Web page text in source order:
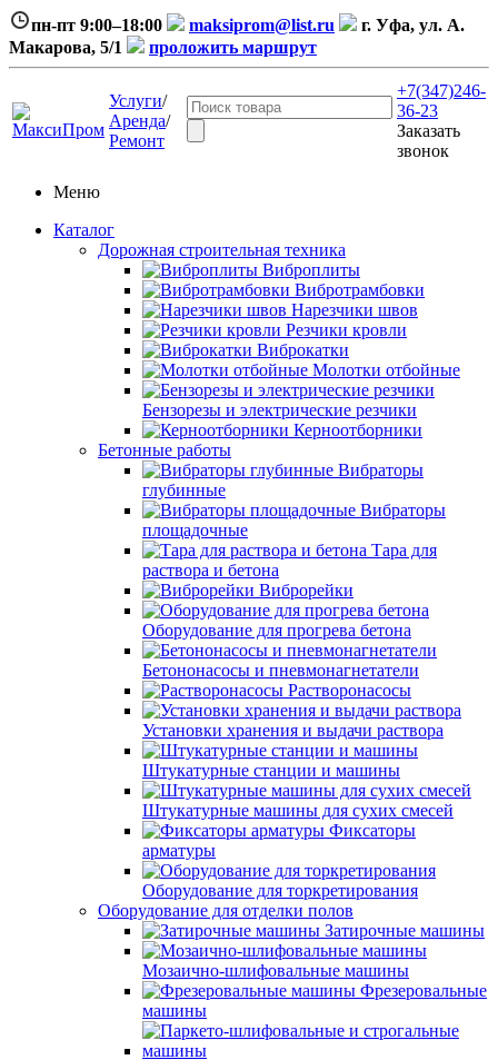
пн-пт 9:00–18:00 maksiprom@list.ru
г. Уфа, ул. А.
Макарова, 5/1
проложить маршрут
Услуги/
Аренда/
Ремонт
+7(347)246-
36-23
Заказать
звонок
Меню
Каталог
Дорожная строительная техника
Виброплиты
Вибротрамбовки
Нарезчики швов
Резчики кровли
Виброкатки
Молотки отбойные
Бензорезы и электрические резчики
Керноотборники
Бетонные работы
Вибраторы
глубинные
Вибраторы
площадочные
Тара для
раствора и бетона
Виброрейки
Оборудование для прогрева бетона
Бетононасосы и пневмонагнетатели
Растворонасосы
Установки хранения и выдачи раствора
Штукатурные станции и машины
Штукатурные машины для сухих смесей
Фиксаторы
арматуры
Оборудование для торкретирования
Оборудование для отделки полов
Затирочные машины
Мозаично-шлифовальные машины
Фрезеровальные
машины